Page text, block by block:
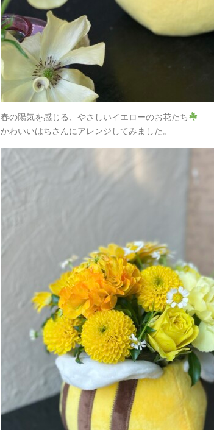
春の陽気を感じる、やさしいイエローのお花たち
かわいいはちさんにアレンジしてみました。